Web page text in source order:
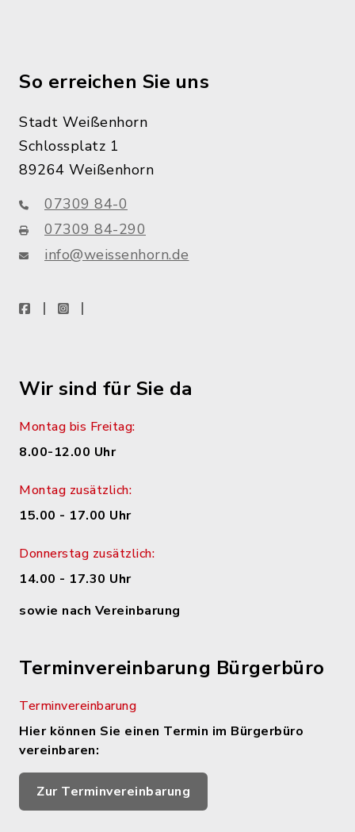
So erreichen Sie uns
Stadt Weißenhorn
Schlossplatz 1
89264 Weißenhorn
07309 84-0
07309 84-290
info@weissenhorn.de
facebookinstagram
Wir sind für Sie da
Montag bis Freitag:
8.00-12.00 Uhr
Montag zusätzlich:
15.00 - 17.00 Uhr
Donnerstag zusätzlich:
14.00 - 17.30 Uhr
sowie nach Vereinbarung
Terminvereinbarung Bürgerbüro
Terminvereinbarung
Hier können Sie einen Termin im Bürgerbüro
vereinbaren:
Zur Terminvereinbarung